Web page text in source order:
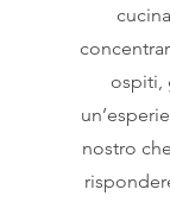
ospiti,
nostro